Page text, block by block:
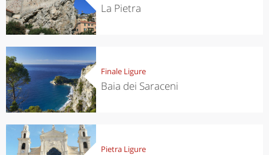
La Pietra
Finale Ligure
Baia dei Saraceni
Pietra Ligure